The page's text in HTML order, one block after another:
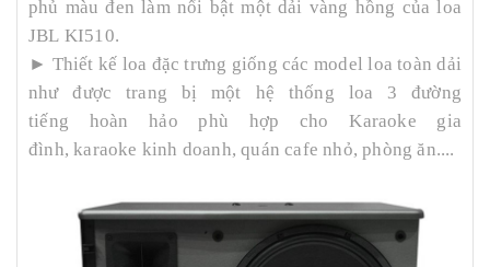
phủ màu đen làm nổi bật một dải vàng hồng của loa
JBL KI510.
► Thiết kế loa đặc trưng giống các model loa toàn dải
như được trang bị một hệ thống loa 3 đường
tiếng hoàn hảo phù hợp cho Karaoke gia
đình, karaoke kinh doanh, quán cafe nhỏ, phòng ăn....